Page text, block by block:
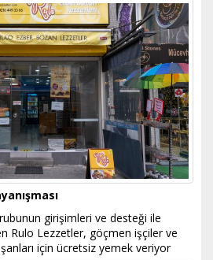
girişimleri ve desteği ile
Rulo Lezzetler, göçmen işçiler ve
için ücretsiz yemek veriyor